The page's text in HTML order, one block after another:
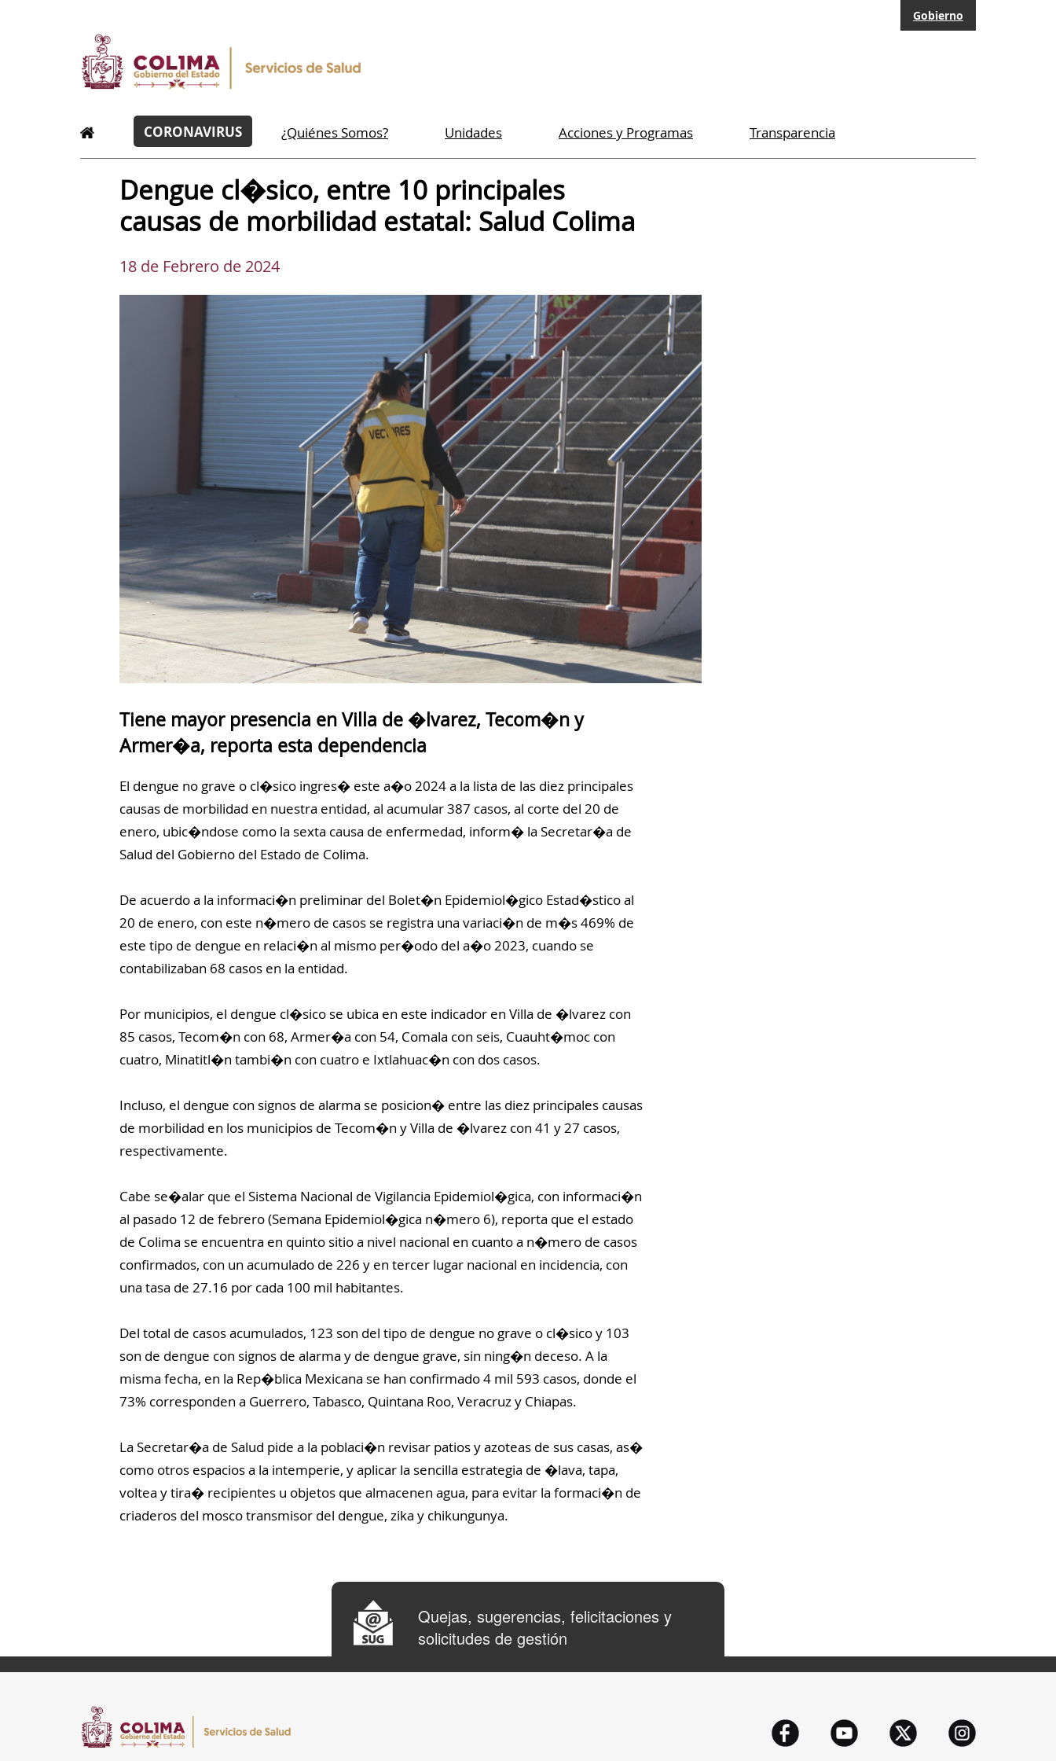
Gobierno
CORONAVIRUS ¿Quiénes Somos? Unidades Acciones y Programas Transparencia
Dengue cl�sico, entre 10 principales
causas de morbilidad estatal: Salud Colima
18 de Febrero de 2024
Tiene mayor presencia en Villa de �lvarez, Tecom�n y
Armer�a, reporta esta dependencia
El dengue no grave o cl�sico ingres� este a�o 2024 a la lista de las diez principales
causas de morbilidad en nuestra entidad, al acumular 387 casos, al corte del 20 de
enero, ubic�ndose como la sexta causa de enfermedad, inform� la Secretar�a de
Salud del Gobierno del Estado de Colima.
De acuerdo a la informaci�n preliminar del Bolet�n Epidemiol�gico Estad�stico al
20 de enero, con este n�mero de casos se registra una variaci�n de m�s 469% de
este tipo de dengue en relaci�n al mismo per�odo del a�o 2023, cuando se
contabilizaban 68 casos en la entidad.
Por municipios, el dengue cl�sico se ubica en este indicador en Villa de �lvarez con
85 casos, Tecom�n con 68, Armer�a con 54, Comala con seis, Cuauht�moc con
cuatro, Minatitl�n tambi�n con cuatro e Ixtlahuac�n con dos casos.
Incluso, el dengue con signos de alarma se posicion� entre las diez principales causas
de morbilidad en los municipios de Tecom�n y Villa de �lvarez con 41 y 27 casos,
respectivamente.
Cabe se�alar que el Sistema Nacional de Vigilancia Epidemiol�gica, con informaci�n
al pasado 12 de febrero (Semana Epidemiol�gica n�mero 6), reporta que el estado
de Colima se encuentra en quinto sitio a nivel nacional en cuanto a n�mero de casos
confirmados, con un acumulado de 226 y en tercer lugar nacional en incidencia, con
una tasa de 27.16 por cada 100 mil habitantes.
Del total de casos acumulados, 123 son del tipo de dengue no grave o cl�sico y 103
son de dengue con signos de alarma y de dengue grave, sin ning�n deceso. A la
misma fecha, en la Rep�blica Mexicana se han confirmado 4 mil 593 casos, donde el
73% corresponden a Guerrero, Tabasco, Quintana Roo, Veracruz y Chiapas.
La Secretar�a de Salud pide a la poblaci�n revisar patios y azoteas de sus casas, as�
como otros espacios a la intemperie, y aplicar la sencilla estrategia de �lava, tapa,
voltea y tira� recipientes u objetos que almacenen agua, para evitar la formaci�n de
criaderos del mosco transmisor del dengue, zika y chikungunya.
Quejas, sugerencias, felicitaciones y
solicitudes de gestión